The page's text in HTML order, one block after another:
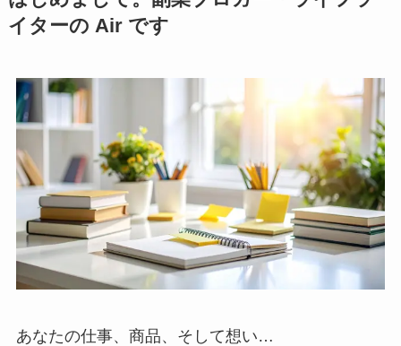
イターの Air です
あなたの仕事、商品、そして想い…